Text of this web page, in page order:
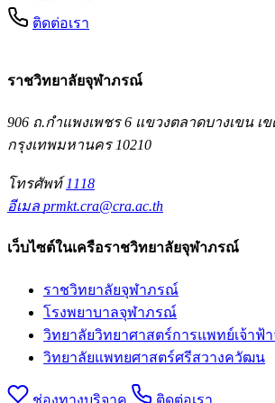
ติดต่อเรา
ราชวิทยาลัยจุฬาภรณ์
906 ถ.กำแพงเพชร 6 แขวงตลาดบางเขน เ
กรุงเทพมหานคร 10210
โทรศัพท์ 1118
อีเมล prmkt.cra@cra.ac.th
เว็บไซต์ในเครือราชวิทยาลัยจุฬาภรณ์
ราชวิทยาลัยจุฬาภรณ์
โรงพยาบาลจุฬาภรณ์
วิทยาลัยวิทยาศาสตร์การแพทย์เจ้าฟ้
วิทยาลัยแพทยศาสตร์ศรีสวางควัฒน
ช่องทางบริจาค ติดต่อเรา